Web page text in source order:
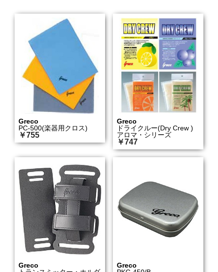
Greco
PC-500(楽器用クロス)
￥755
Greco
ドライクルー(Dry Crew )
アロマ・シリーズ
￥747
Greco
Greco